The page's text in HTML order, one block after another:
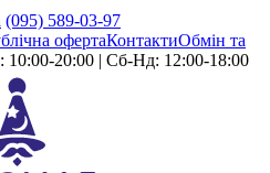
(095) 589-03-97
офертаКонтактиОбмін та
20:00 | Сб-Нд: 12:00-18:00